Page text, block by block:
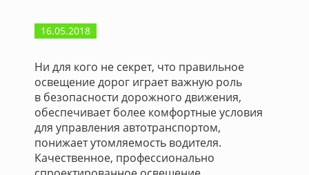
16.05.2018
Ни для кого не секрет, что правильное
освещение дорог играет важную роль
в безопасности дорожного движения,
обеспечивает более комфортные условия
для управления автотранспортом,
понижает утомляемость водителя.
Качественное, профессионально